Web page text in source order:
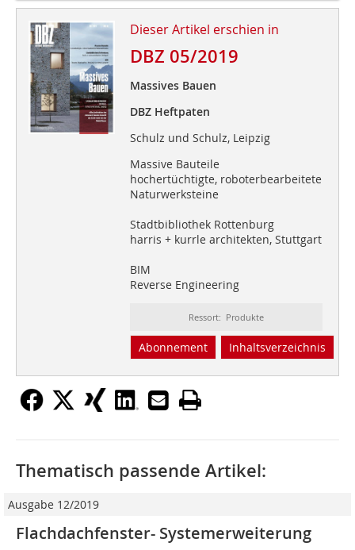
Dieser Artikel erschien in
DBZ 05/2019
Massives Bauen
DBZ Heftpaten
Schulz und Schulz, Leipzig
Massive Bauteile
hochertüchtigte, roboterbearbeitete
Naturwerksteine
Stadtbibliothek Rottenburg
harris + kurrle architekten, Stuttgart
BIM
Reverse Engineering
Ressort: Produkte
Abonnement Inhaltsverzeichnis
Thematisch passende Artikel:
Ausgabe 12/2019
Flachdachfenster- Systemerweiterung